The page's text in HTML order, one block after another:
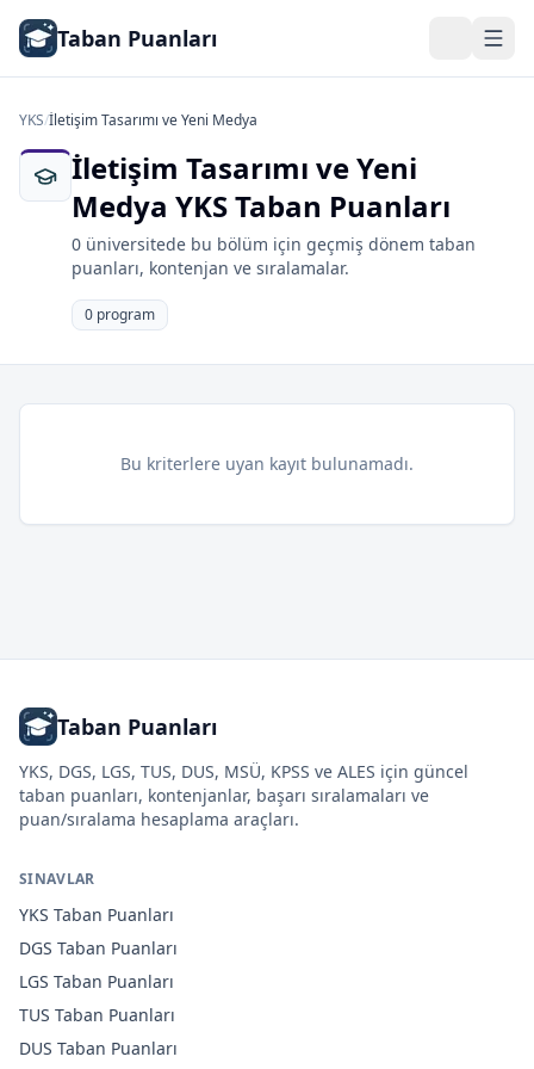
Taban Puanları
YKS/İletişim Tasarımı ve Yeni Medya
İletişim Tasarımı ve Yeni
Medya YKS Taban Puanları
0 üniversitede bu bölüm için geçmiş dönem taban
puanları, kontenjan ve sıralamalar.
0 program
Bu kriterlere uyan kayıt bulunamadı.
Taban Puanları
YKS, DGS, LGS, TUS, DUS, MSÜ, KPSS ve ALES için güncel
taban puanları, kontenjanlar, başarı sıralamaları ve
puan/sıralama hesaplama araçları.
SINAVLAR
YKS Taban Puanları
DGS Taban Puanları
LGS Taban Puanları
TUS Taban Puanları
DUS Taban Puanları